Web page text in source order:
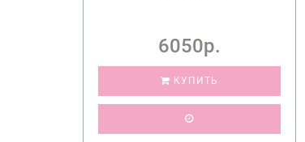
6050р.
КУПИТЬ